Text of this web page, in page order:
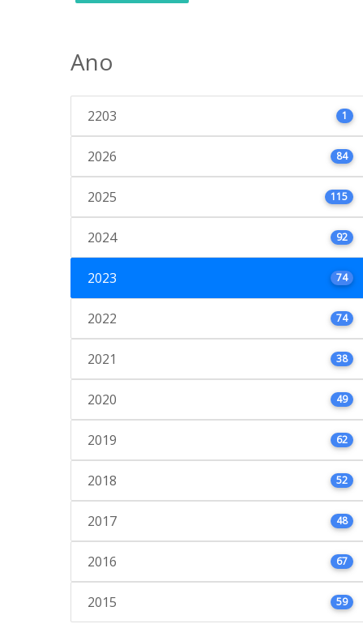
Ano
2203 1
2026 84
2025 115
2024 92
2023 74
2022 74
2021 38
2020 49
2019 62
2018 52
2017 48
2016 67
2015 59